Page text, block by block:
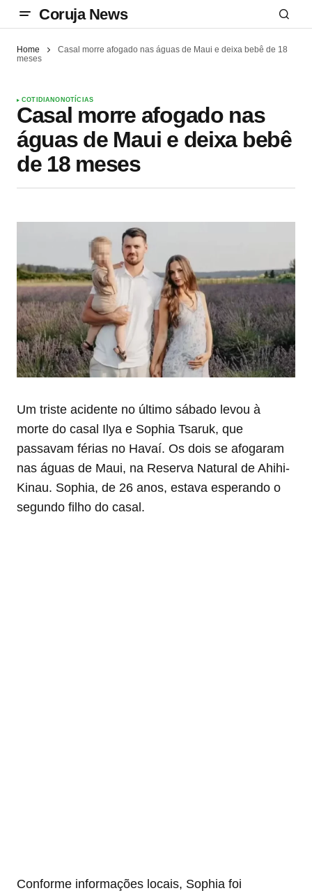
Coruja News
Home
Casal morre afogado nas águas de Maui e deixa bebê de 18
meses
COTIDIANO NOTÍCIAS
Casal morre afogado nas
águas de Maui e deixa bebê
de 18 meses
Um triste acidente no último sábado levou à
morte do casal Ilya e Sophia Tsaruk, que
passavam férias no Havaí. Os dois se afogaram
nas águas de Maui, na Reserva Natural de Ahihi-
Kinau. Sophia, de 26 anos, estava esperando o
segundo filho do casal.
Conforme informações locais, Sophia foi